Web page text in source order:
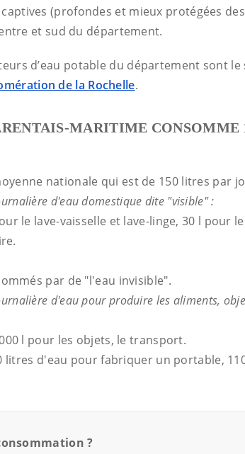
(profondes et mieux protégées
et sud du département.
d’eau potable du département sont le
de la Rochelle.
MARITIME CONSOMME
nationale qui est de 150 litres par
d'eau domestique dite "visible" :
le lave-vaisselle et lave-linge, 30 l pour
par de "l'eau invisible".
d'eau pour produire les aliments,
l pour les objets, le transport.
litres d'eau pour fabriquer un portable,
?